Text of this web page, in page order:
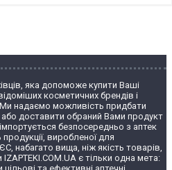
яка допоможе купити Ваші
косметичних брендів і
надаємо можливість придбати
доставити обраний Вами продукт
безпосередньо з аптек
продукції, виробленої для
набагато вища, ніж якість товарів,
є тільки одна мета: